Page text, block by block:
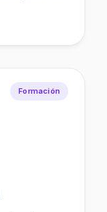
Formación